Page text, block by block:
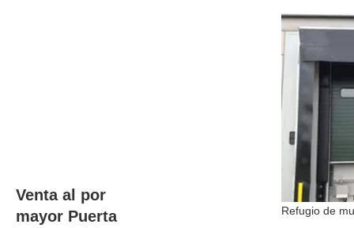
Venta al por
mayor Puerta